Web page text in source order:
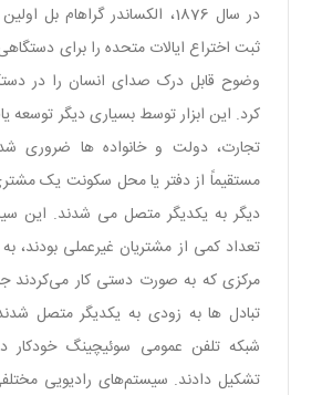
در سال 1876، الکساندر گراهام
ثبت اختراع ایالات متحده را برای
وضوح قابل درک صدای انسان را در
کرد. این ابزار توسط بسیاری دیگر
تجارت، دولت و خانواده ها ضروری
مستقیماً از دفتر یا محل سکونت یک
دیگر به یکدیگر متصل می شدند. این
تعداد کمی از مشتریان غیرعملی بودند،
مرکزی که به صورت دستی کار می‌کردند
تبادل ها به زودی به یکدیگر متصل
شبکه تلفن عمومی سوئیچینگ خودکار
تشکیل دادند. سیستم‌های رادیویی